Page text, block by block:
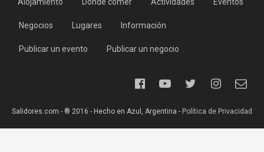
Negocios Lugares Información
Publicar un evento Publicar un negocio
Salidores.com - ® 2016 - Hecho en Azul, Argentina - Política de Privacidad